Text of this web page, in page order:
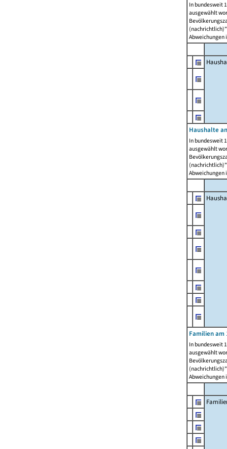
In bundesweit
ausgewählt
Abweichungen
Haushalte
In bundesweit
ausgewählt
Abweichungen
Familien am
In bundesweit
ausgewählt
Abweichungen